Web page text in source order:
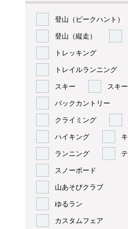
登山（ピークハント）
登山（縦走）
トレッキング
トレイルランニング
スキー スキ
バックカントリー
クライミング
ハイキング
ランニング
スノーボード
山あそびクラブ
ゆるラン
カスタムフェア